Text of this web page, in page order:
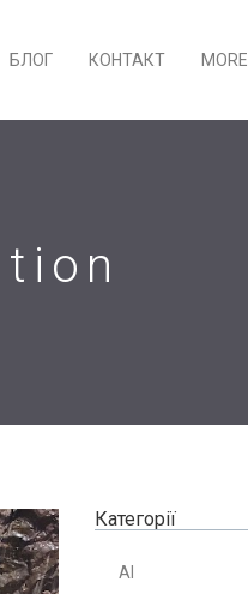
БЛОГ КОНТАКТ MORE
Категорії
AI